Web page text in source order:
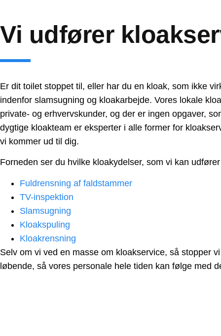
Vi udfører
Er dit toilet stoppet til, eller har du en kloak, som ikke
indenfor slamsugning og kloakarbejde. Vores lokale
private- og erhvervskunder, og der er ingen opgaver,
dygtige kloakteam er eksperter i alle former for
vi kommer ud til dig.
Forneden ser du hvilke kloakydelser, som vi kan
Fuldrensning af faldstammer
TV-inspektion
Slamsugning
Kloakspuling
Kloakrensning
Selv om vi ved en masse om kloakservice, så stopper
løbende, så vores personale hele tiden kan følge med